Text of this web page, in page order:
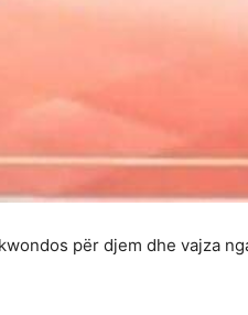
për djem dhe vajza